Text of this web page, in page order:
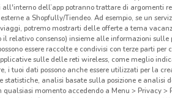
all'interno dell’app potranno trattare di argomenti
a Shopfully/Tiendeo. Ad esempio, se un
potremo mostrarti delle offerte a tema
il relativo consenso) insieme alle informazioni
essere raccolte e condivisi con terze parti
sulle delle reti wireless, come meglio
i tuoi dati possono anche essere utilizzati per la
statistiche, analisi basate sulla posizione e analisi
qualsiasi momento accedendo a Menu > Privacy